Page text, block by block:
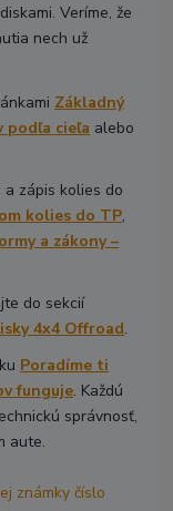
Veríme, že
nech už
Základný
podľa cieľa alebo
zápis kolies do
kolies do TP,
a zákony –
do sekcií
4x4 Offroad.
Poradíme ti
funguje. Každú
správnosť,
aute.
známky číslo